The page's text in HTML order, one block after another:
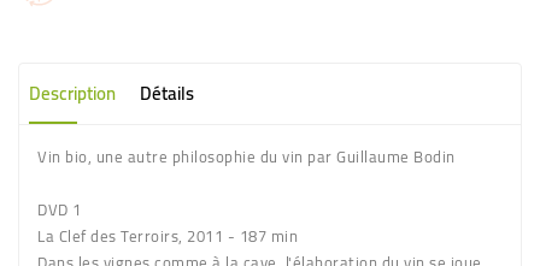
Description Détails
Vin bio, une autre philosophie du vin par Guillaume Bodin
DVD 1
La Clef des Terroirs, 2011 - 187 min